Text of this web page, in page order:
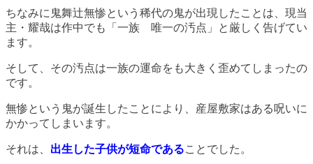
ちなみに鬼舞辻無惨という稀代の鬼が出現したことは、現当
主・耀哉は作中でも「一族 唯一の汚点」と厳しく告げてい
ます。
そして、その汚点は一族の運命をも大きく歪めてしまったの
です。
無惨という鬼が誕生したことにより、産屋敷家はある呪いに
かかってしまいます。
それは、 出生した子供が短命であることでした。